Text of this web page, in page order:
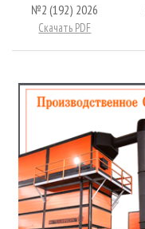
№2 (192) 2026
Скачать PDF